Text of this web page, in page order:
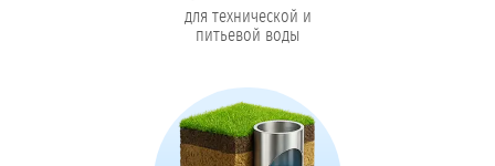
для технической и
питьевой воды